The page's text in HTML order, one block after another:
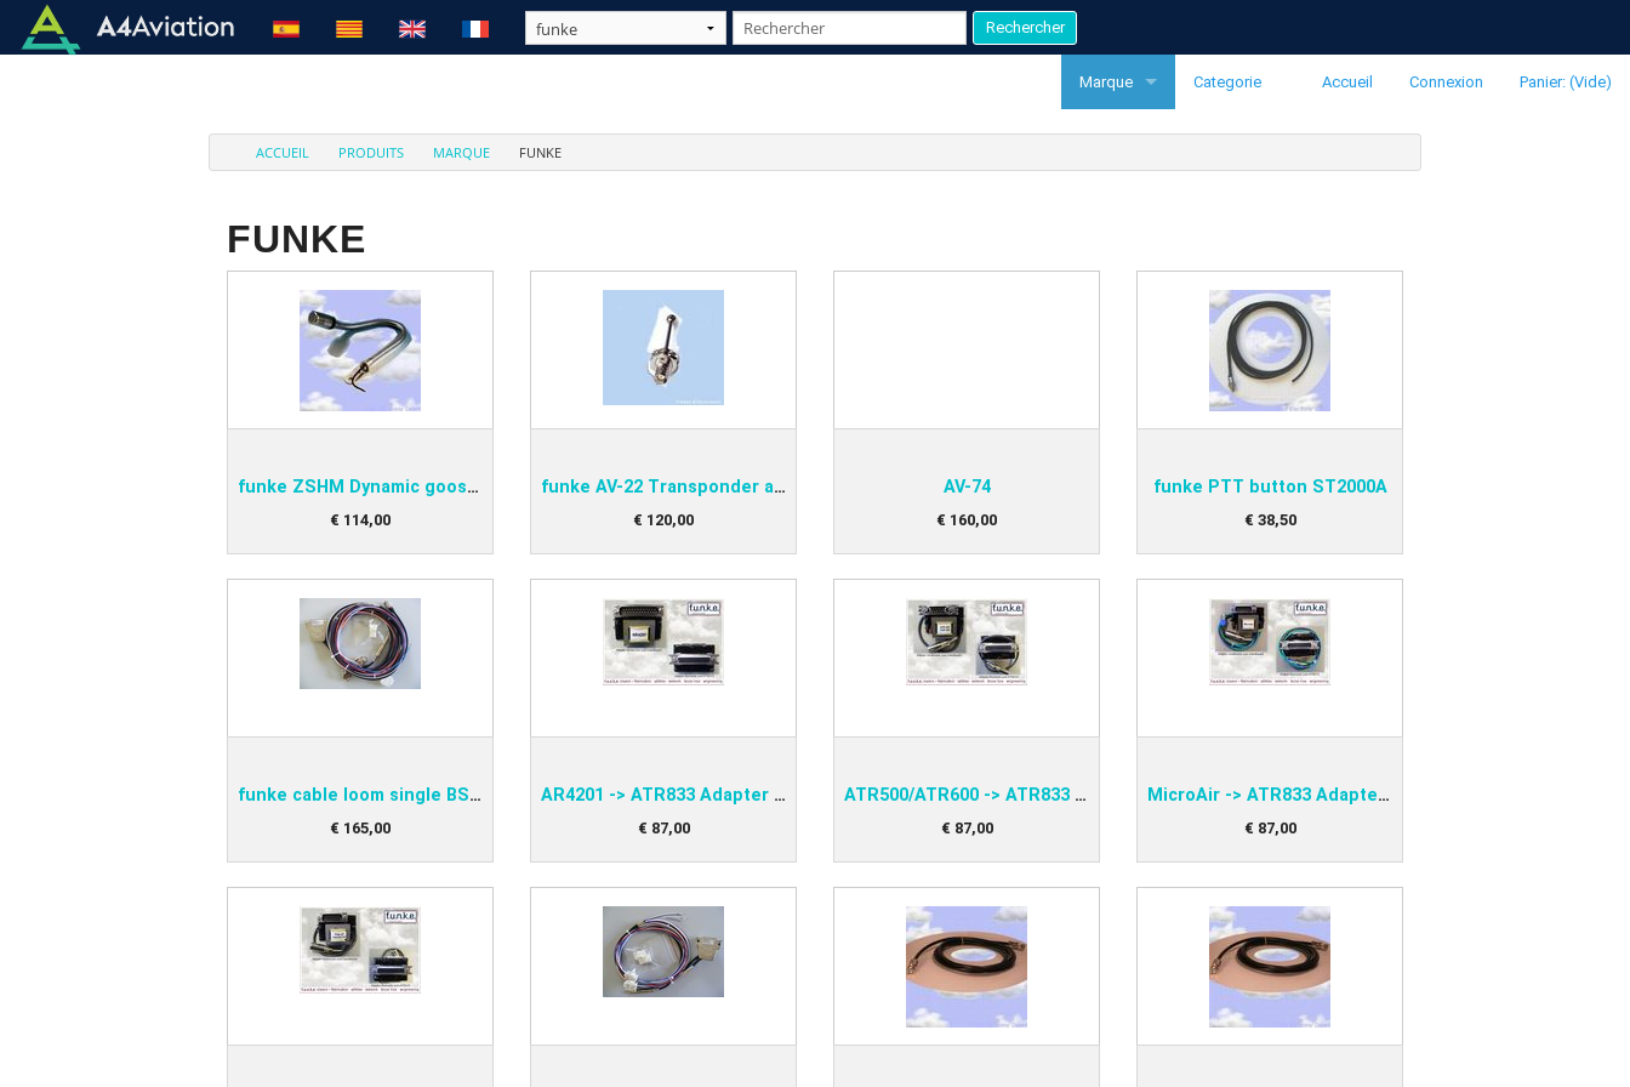
Marque
funke
Categorie
Radios
Aéronefs
Ordinateurs de vol
Variomètres
Enregistreurs de vol
Housses pour aéronefs
Systèmes d'oxygène
Articles Promotionnels
Accueil Connexion Panier: (Vide)
ACCUEIL PRODUITS MARQUE FUNKE
FUNKE
funke ZSHM Dynamic gooseneck microphone
€ 114,00
funke AV-22 Transponder antenna
€ 120,00
AV-74
€ 160,00
funke PTT button ST2000A
€ 38,50
funke cable loom single BSKS833S
€ 165,00
AR4201 -> ATR833 Adapter funke PNEAAD42-S
€ 87,00
ATR500/ATR600 -> ATR833 Adapter funke PNEAAD60-S
€ 87,00
MicroAir -> ATR833 Adapter funke PNEAADMA-S
€ 87,00